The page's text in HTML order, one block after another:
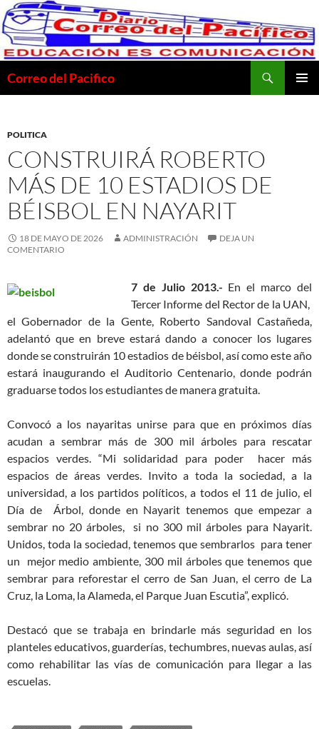
Saltar
al
contenido
Correo del Pacifico
POLITICA
CONSTRUIRÁ ROBERTO
MÁS DE 10 ESTADIOS DE
BÉISBOL EN NAYARIT
18 DE MAYO DE 2026 ADMINISTRACIÓN
DEJA UN
COMENTARIO
7 de Julio 2013.- En el marco del
Tercer Informe del Rector de la UAN,
el Gobernador de la Gente, Roberto Sandoval Castañeda,
adelantó que en breve estará dando a conocer los lugares
donde se construirán 10 estadios de béisbol, así como este año
estará inaugurando el Auditorio Centenario, donde podrán
graduarse todos los estudiantes de manera gratuita.
Convocó a los nayaritas unirse para que en próximos días
acudan a sembrar más de 300 mil árboles para rescatar
espacios verdes. “Mi solidaridad para poder hacer más
espacios de áreas verdes. Invito a toda la sociedad, a la
universidad, a los partidos políticos, a todos el 11 de julio, el
Día de Árbol, donde en Nayarit tenemos que empezar a
sembrar no 20 árboles, si no 300 mil árboles para Nayarit.
Unidos, toda la sociedad, tenemos que sembrarlos para tener
un mejor medio ambiente, 300 mil árboles que tenemos que
sembrar para reforestar el cerro de San Juan, el cerro de La
Cruz, la Loma, la Alameda, el Parque Juan Escutia”, explicó.
Destacó que se trabaja en brindarle más seguridad en los
planteles educativos, guarderías, techumbres, nuevas aulas, así
como rehabilitar las vías de comunicación para llegar a las
escuelas.